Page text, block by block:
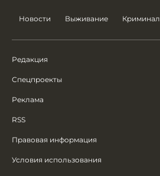
Новости Выживание Криминал
Редакция
Спецпроекты
Реклама
RSS
Правовая информация
Условия использования